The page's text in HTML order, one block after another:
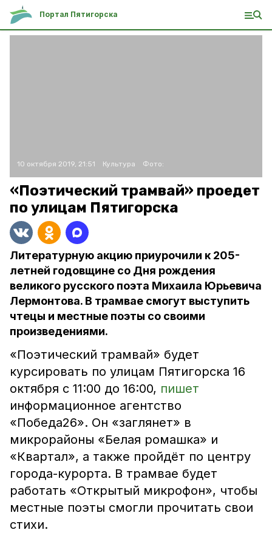
Портал Пятигорска
10 октября 2019, 21:51 Культура Фото:
«Поэтический трамвай» проедет
по улицам Пятигорска
Литературную акцию приурочили к 205-
летней годовщине со Дня рождения
великого русского поэта Михаила Юрьевича
Лермонтова. В трамвае смогут выступить
чтецы и местные поэты со своими
произведениями.
«Поэтический трамвай» будет
курсировать по улицам Пятигорска 16
октября с 11:00 до 16:00, пишет
информационное агентство
«Победа26». Он «заглянет» в
микрорайоны «Белая ромашка» и
«Квартал», а также пройдёт по центру
города-курорта. В трамвае будет
работать «Открытый микрофон», чтобы
местные поэты смогли прочитать свои
стихи.